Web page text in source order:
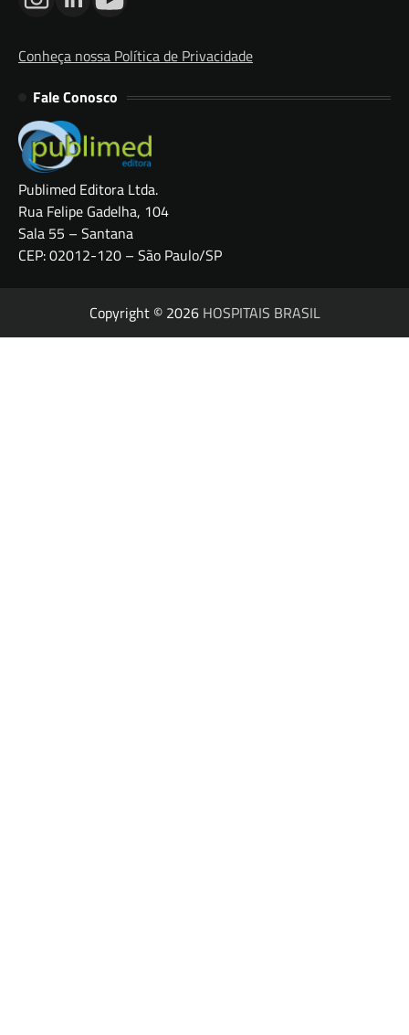
Conheça nossa Política de Privacidade
Fale Conosco
Publimed Editora Ltda.
Rua Felipe Gadelha, 104
Sala 55 – Santana
CEP: 02012-120 – São Paulo/SP
Copyright © 2026 HOSPITAIS BRASIL